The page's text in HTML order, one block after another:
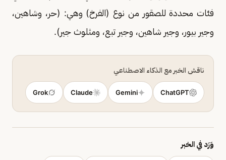
فئات محددة للصقور من نوع (الفرخ) وهي: (حر، وشاهين،
وجير بيور، وجير شاهين، وجير تبع، ومثلوث جير).
ناقش الخبر مع الذكاء الاصطناعي
ChatGPT
Gemini
Claude
Grok
وَرَد في الخبر